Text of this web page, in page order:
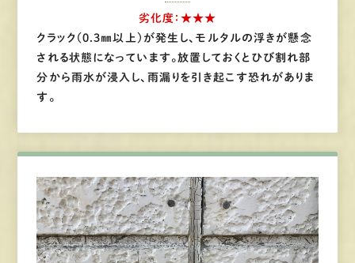
劣化度：★★★
クラック（0.3㎜以上）が発生し、モルタルの浮きが懸念
される状態になっています。放置しておくとひび割れ部
分から雨水が浸入し、雨漏りを引き起こす恐れがありま
す。